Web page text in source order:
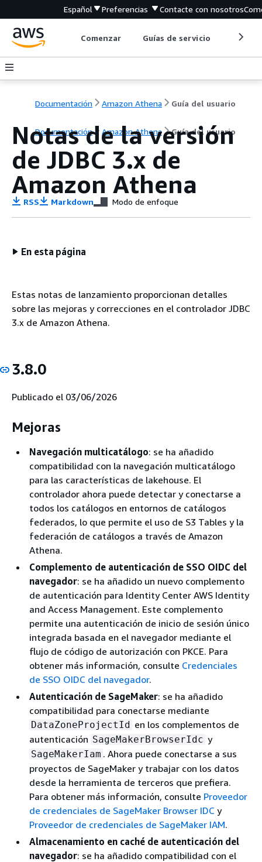
Español Preferencias Contacte con nosotros
Comenzar Guías de servicio
Documentación Amazon Athena Guía del usuario
Documentación Amazon Athena Guía del usuario
Notas de la versión
de JDBC 3.x de
Amazon Athena
RSS Markdown Modo de enfoque
En esta página
Estas notas de lanzamiento proporcionan detalles
sobre las mejoras y correcciones en el controlador JDBC
3.x de Amazon Athena.
3.8.0
Publicado el 03/06/2026
Mejoras
Navegación multicatálogo: se ha añadido
compatibilidad con la navegación multicatálogo
para las características de lakehouse. El
controlador ahora puede detectar y conectarse a
todos los catálogos en entornos de catálogos
federados, lo que permite el uso de S3 Tables y la
federación de catálogos a través de Amazon
Athena.
Complemento de autenticación de SSO OIDC del
navegador: se ha añadido un nuevo complemento
de autenticación para Identity Center AWS Identity
and Access Management. Este complemento
permite una autenticación de inicio de sesión único
integrada basada en el navegador mediante el
flujo de código de autorización con PKCE. Para
obtener más información, consulte Credenciales
de SSO OIDC del navegador.
Autenticación de SageMaker: se ha añadido
compatibilidad para conectarse mediante
DataZoneProjectId en los complementos de
autenticación SageMakerBrowserIdc y
SageMakerIam . Ahora puede conectarse a sus
proyectos de SageMaker y trabajar con los datos
desde la herramienta de terceros que prefiera.
Para obtener más información, consulte Proveedor
de credenciales de SageMaker Browser IDC y
Proveedor de credenciales de SageMaker IAM.
Almacenamiento en caché de autenticación del
navegador: se ha añadido compatibilidad con el